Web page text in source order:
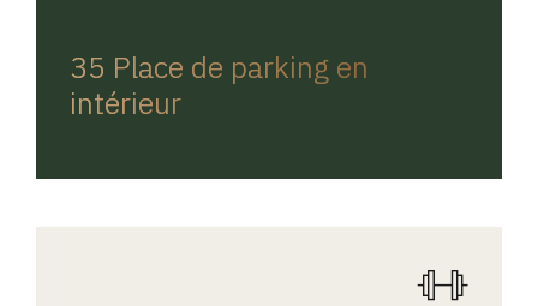
35 Place de parking en
intérieur